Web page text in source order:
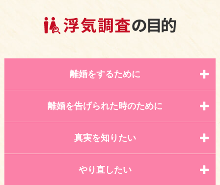
離婚をするために
離婚を告げられた時のために
真実を知りたい
やり直したい